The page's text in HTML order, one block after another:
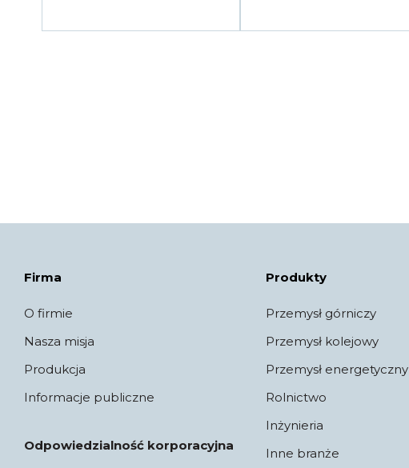
Firma
O firmie
Nasza misja
Produkcja
Informacje publiczne
Odpowiedzialność korporacyjna
Produkty
Przemysł górniczy
Przemysł kolejowy
Przemysł energetyczny
Rolnictwo
Inżynieria
Inne branże